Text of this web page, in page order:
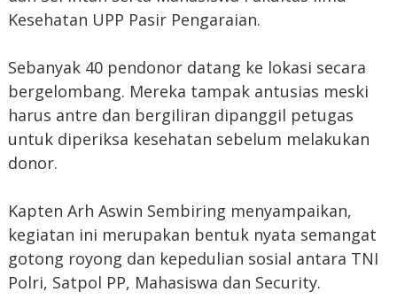
Kesehatan UPP Pasir Pengaraian.
Sebanyak 40 pendonor datang ke lokasi secara
bergelombang. Mereka tampak antusias meski
harus antre dan bergiliran dipanggil petugas
untuk diperiksa kesehatan sebelum melakukan
donor.
Kapten Arh Aswin Sembiring menyampaikan,
kegiatan ini merupakan bentuk nyata semangat
gotong royong dan kepedulian sosial antara TNI
Polri, Satpol PP, Mahasiswa dan Security.